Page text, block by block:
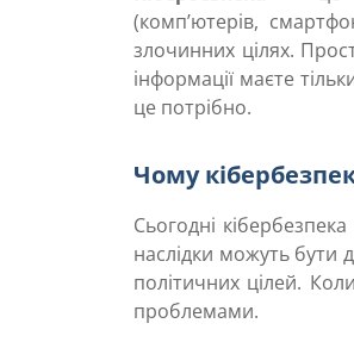
(комп’ютерів,
злочинних цілях.
інформації маєте
це потрібно.
Чому
Сьогодні
наслідки можуть бути
політичних цілей.
проблемами.